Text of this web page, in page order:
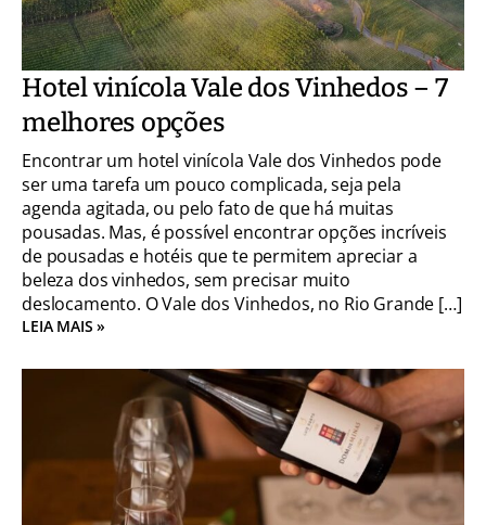
Hotel vinícola Vale dos Vinhedos – 7
melhores opções
Encontrar um hotel vinícola Vale dos Vinhedos pode
ser uma tarefa um pouco complicada, seja pela
agenda agitada, ou pelo fato de que há muitas
pousadas. Mas, é possível encontrar opções incríveis
de pousadas e hotéis que te permitem apreciar a
beleza dos vinhedos, sem precisar muito
deslocamento. O Vale dos Vinhedos, no Rio Grande […]
LEIA MAIS »